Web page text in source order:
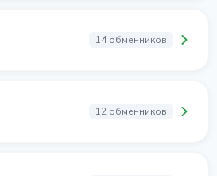
14 обменников
12 обменников